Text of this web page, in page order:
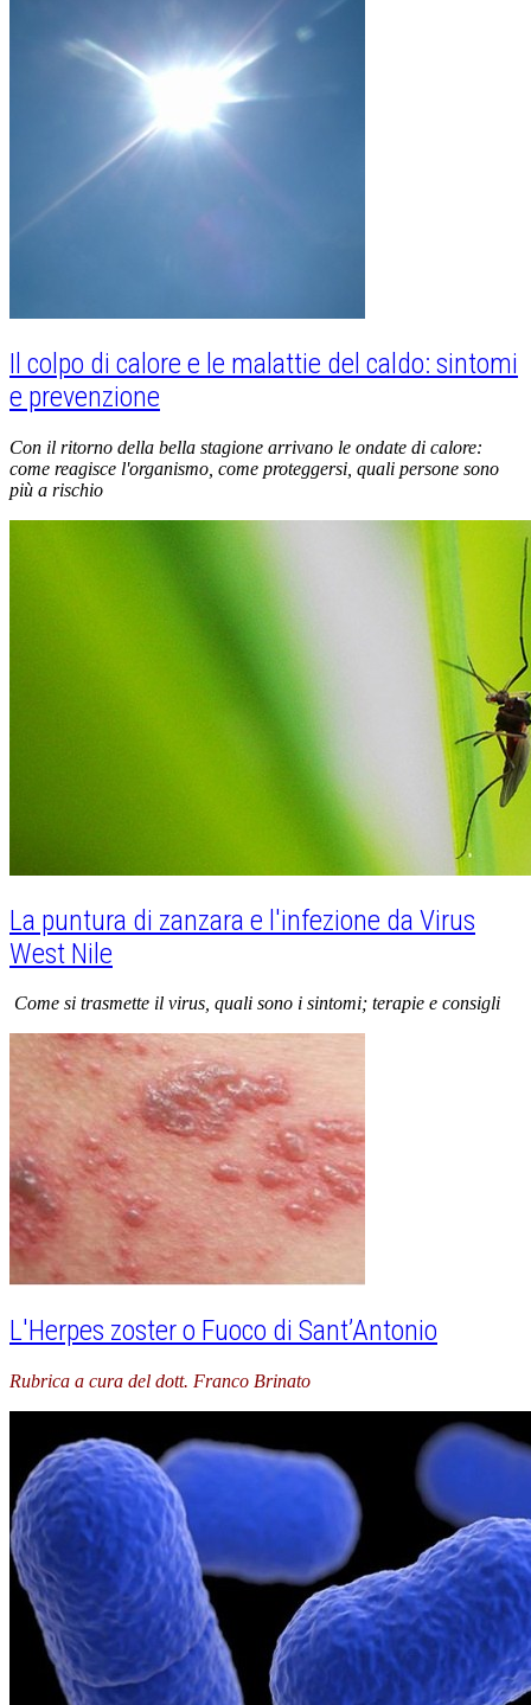
Il colpo di calore e le malattie del caldo: sintomi
e prevenzione
Con il ritorno della bella stagione arrivano le ondate di calore:
come reagisce l'organismo, come proteggersi, quali persone sono
più a rischio
La puntura di zanzara e l'infezione da Virus
West Nile
Come si trasmette il virus, quali sono i sintomi; terapie e consigli
L'Herpes zoster o Fuoco di Sant’Antonio
Rubrica a cura del dott. Franco Brinato